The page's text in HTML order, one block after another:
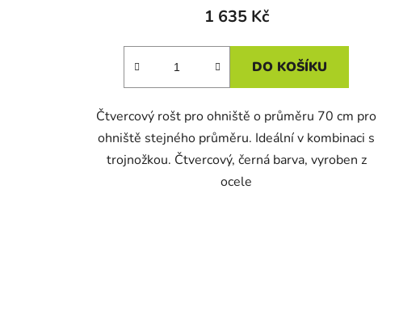
1 635 Kč
DO KOŠÍKU
Čtvercový rošt pro ohniště o průměru 70 cm pro
ohniště stejného průměru. Ideální v kombinaci s
trojnožkou. Čtvercový, černá barva, vyroben z
ocele